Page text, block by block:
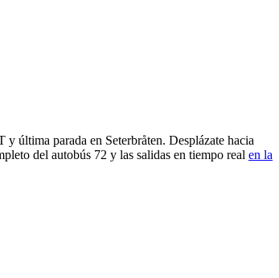
última parada en Seterbråten. Desplázate hacia
del autobús 72 y las salidas en tiempo real en la